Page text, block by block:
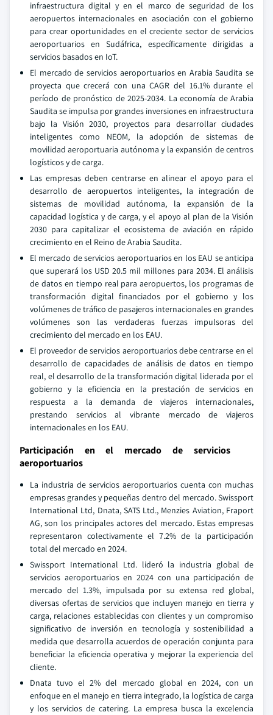
infraestructura digital y en el marco de seguridad de los
aeropuertos internacionales en asociación con el gobierno
para crear oportunidades en el creciente sector de servicios
aeroportuarios en Sudáfrica, específicamente dirigidas a
servicios basados en IoT.
El mercado de servicios aeroportuarios en Arabia Saudita se
proyecta que crecerá con una CAGR del 16.1% durante el
período de pronóstico de 2025-2034. La economía de Arabia
Saudita se impulsa por grandes inversiones en infraestructura
bajo la Visión 2030, proyectos para desarrollar ciudades
inteligentes como NEOM, la adopción de sistemas de
movilidad aeroportuaria autónoma y la expansión de centros
logísticos y de carga.
Las empresas deben centrarse en alinear el apoyo para el
desarrollo de aeropuertos inteligentes, la integración de
sistemas de movilidad autónoma, la expansión de la
capacidad logística y de carga, y el apoyo al plan de la Visión
2030 para capitalizar el ecosistema de aviación en rápido
crecimiento en el Reino de Arabia Saudita.
El mercado de servicios aeroportuarios en los EAU se anticipa
que superará los USD 20.5 mil millones para 2034. El análisis
de datos en tiempo real para aeropuertos, los programas de
transformación digital financiados por el gobierno y los
volúmenes de tráfico de pasajeros internacionales en grandes
volúmenes son las verdaderas fuerzas impulsoras del
crecimiento del mercado en los EAU.
El proveedor de servicios aeroportuarios debe centrarse en el
desarrollo de capacidades de análisis de datos en tiempo
real, el desarrollo de la transformación digital liderada por el
gobierno y la eficiencia en la prestación de servicios en
respuesta a la demanda de viajeros internacionales,
prestando servicios al vibrante mercado de viajeros
internacionales en los EAU.
Participación en el mercado de servicios
aeroportuarios
La industria de servicios aeroportuarios cuenta con muchas
empresas grandes y pequeñas dentro del mercado. Swissport
International Ltd, Dnata, SATS Ltd., Menzies Aviation, Fraport
AG, son los principales actores del mercado. Estas empresas
representaron colectivamente el 7.2% de la participación
total del mercado en 2024.
Swissport International Ltd. lideró la industria global de
servicios aeroportuarios en 2024 con una participación de
mercado del 1.3%, impulsada por su extensa red global,
diversas ofertas de servicios que incluyen manejo en tierra y
carga, relaciones establecidas con clientes y un compromiso
significativo de inversión en tecnología y sostenibilidad a
medida que desarrolla acuerdos de operación conjunta para
beneficiar la eficiencia operativa y mejorar la experiencia del
cliente.
Dnata tuvo el 2% del mercado global en 2024, con un
enfoque en el manejo en tierra integrado, la logística de carga
y los servicios de catering. La empresa busca la excelencia